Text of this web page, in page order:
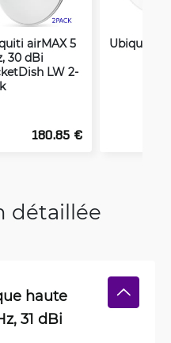
airMAX 5
30 dBi
LW 2-
180.85 €
Ubiquiti
détaillée
haute
31 dBi